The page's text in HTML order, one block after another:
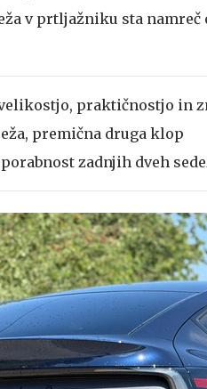
v prtljažniku sta namreč
praktičnostjo in
premična druga klop
zadnjih dveh